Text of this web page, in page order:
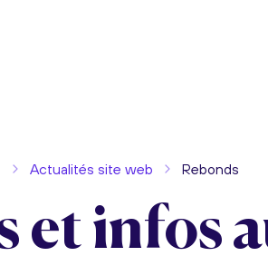
Actualités site web Rebonds
et infos